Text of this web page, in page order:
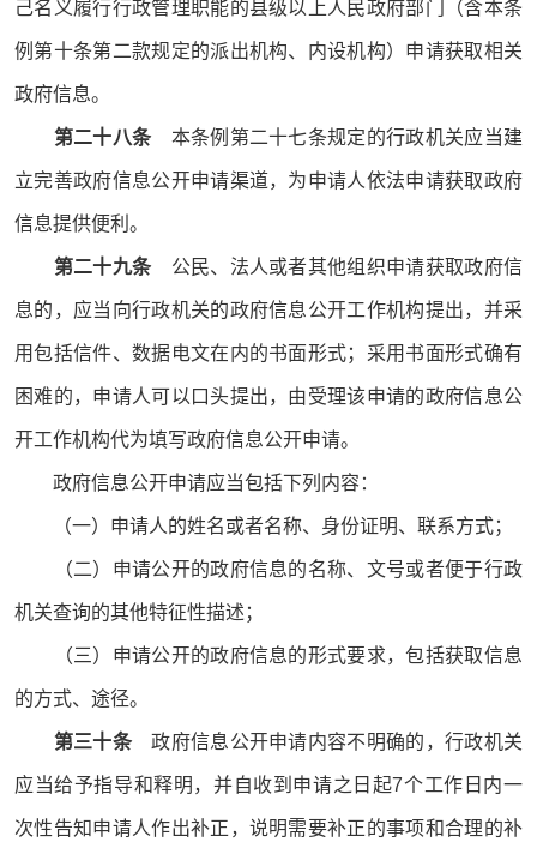
己名义履行行政管理职能的县级以上人民政府部门（含本条
例第十条第二款规定的派出机构、内设机构）申请获取相关
政府信息。
第二十八条本条例第二十七条规定的行政机关应当建
立完善政府信息公开申请渠道，为申请人依法申请获取政府
信息提供便利。
第二十九条公民、法人或者其他组织申请获取政府信
息的，应当向行政机关的政府信息公开工作机构提出，并采
用包括信件、数据电文在内的书面形式；采用书面形式确有
困难的，申请人可以口头提出，由受理该申请的政府信息公
开工作机构代为填写政府信息公开申请。
政府信息公开申请应当包括下列内容：
（一）申请人的姓名或者名称、身份证明、联系方式；
（二）申请公开的政府信息的名称、文号或者便于行政
机关查询的其他特征性描述；
（三）申请公开的政府信息的形式要求，包括获取信息
的方式、途径。
第三十条政府信息公开申请内容不明确的，行政机关
应当给予指导和释明，并自收到申请之日起7个工作日内一
次性告知申请人作出补正，说明需要补正的事项和合理的补